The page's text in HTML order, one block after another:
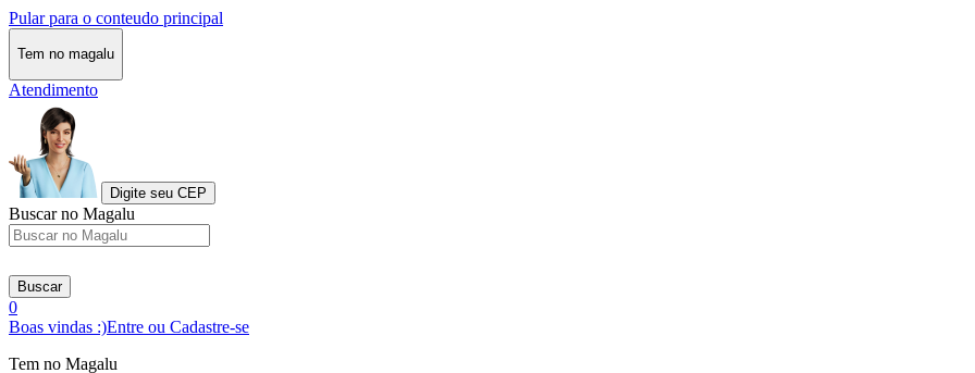
Pular para o conteudo principal
Tem no magalu
Atendimento
Digite seu CEP
Buscar no Magalu
Buscar
0
Boas vindas :)Entre ou Cadastre-se
Tem no Magalu